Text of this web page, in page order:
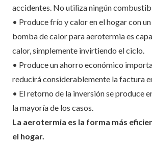
accidentes. No utiliza ningún
• Produce frío y calor en el hogar con
bomba de calor para aerotermia es
calor, simplemente invirtiendo el ciclo.
• Produce un ahorro económico
reducirá considerablemente la factura
• El retorno de la inversión se produce
la mayoría de los casos.
La aerotermia es la forma más
el hogar.